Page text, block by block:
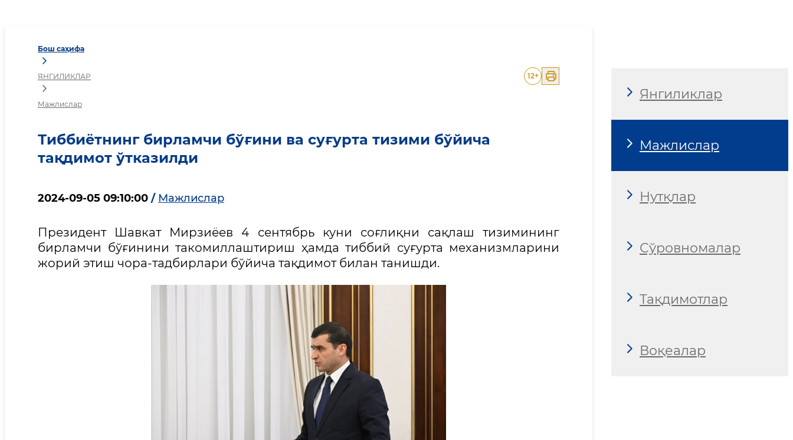
Бош саҳифа
ЯНГИЛИКЛАР
Мажлислар
12+
Тиббиётнинг бирламчи бўғини ва суғурта тизими бўйича
тақдимот ўтказилди
2024-09-05 09:10:00 / Мажлислар
Президент Шавкат Мирзиёев 4 сентябрь куни соғлиқни сақлаш тизимининг
бирламчи бўғинини такомиллаштириш ҳамда тиббий суғурта механизмларини
жорий этиш чора-тадбирлари бўйича тақдимот билан танишди.
Янгиликлар
Мажлислар
Нутқлар
Сўровномалар
Тақдимотлар
Воқеалар